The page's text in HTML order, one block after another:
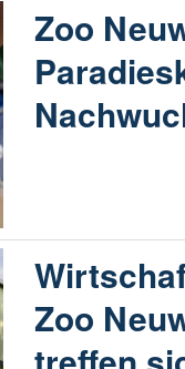
Zoo
Zoo